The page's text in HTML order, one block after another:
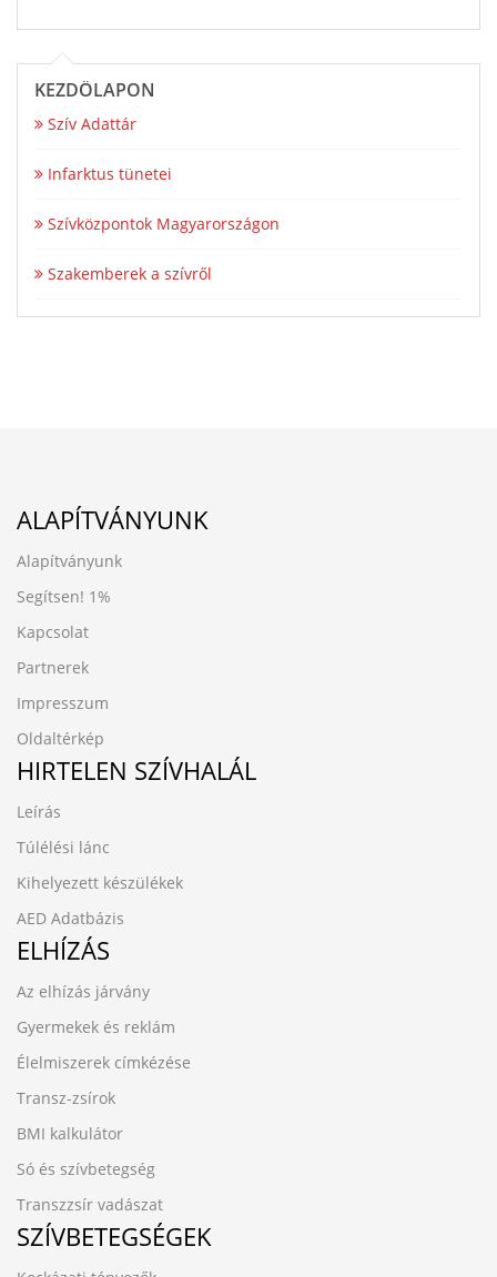
KEZDŐLAPON
Szív Adattár
Infarktus tünetei
Szívközpontok Magyarországon
Szakemberek a szívről
ALAPÍTVÁNYUNK
Alapítványunk
Segítsen! 1%
Kapcsolat
Partnerek
Impresszum
Oldaltérkép
HIRTELEN SZÍVHALÁL
Leírás
Túlélési lánc
Kihelyezett készülékek
AED Adatbázis
ELHÍZÁS
Az elhízás járvány
Gyermekek és reklám
Élelmiszerek címkézése
Transz-zsírok
BMI kalkulátor
Só és szívbetegség
Transzzsír vadászat
SZÍVBETEGSÉGEK